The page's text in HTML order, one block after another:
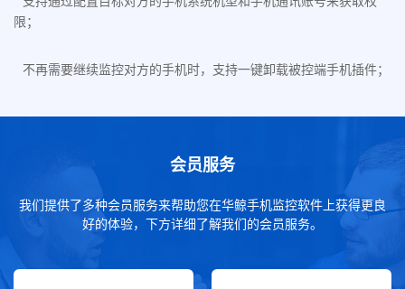
限；
不再需要继续监控对方的手机时，支持一键卸载被控端手机插件；
会员服务
我们提供了多种会员服务来帮助您在华鲸手机监控软件上获得更良
好的体验，下方详细了解我们的会员服务。